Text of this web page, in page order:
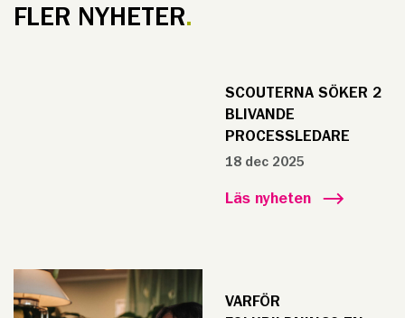
FLER NYHETER
SCOUTERNA SÖKER 2
BLIVANDE
PROCESSLEDARE
18 dec 2025
Läs nyheten
VARFÖR